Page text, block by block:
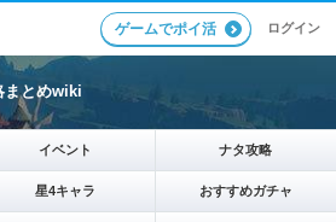
ゲームでポイ活 ログイン
まとめwiki
イベント ナタ攻略
星4キャラ おすすめガチャ